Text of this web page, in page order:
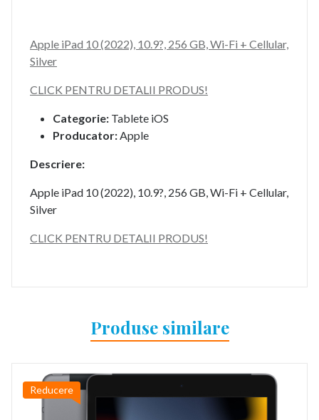
Apple iPad 10 (2022), 10.9?, 256 GB, Wi-Fi + Cellular,
Silver
CLICK PENTRU DETALII PRODUS!
Categorie: Tablete iOS
Producator:Apple
Descriere:
Apple iPad 10 (2022), 10.9?, 256 GB, Wi-Fi + Cellular,
Silver
CLICK PENTRU DETALII PRODUS!
Produse similare
Reducere